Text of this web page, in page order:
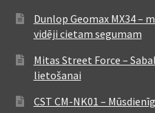
Dunlop Geomax MX34 –
vidēji cietam segumam
Mitas Street Force –
lietošanai
CST CM-NK01 –